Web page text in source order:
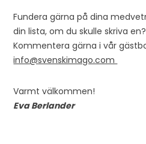
Fundera gärna på dina
din lista, om du skulle skriva en?
Kommentera gärna i vår
info@svenskimago.com
Varmt välkommen!
Eva Berlander